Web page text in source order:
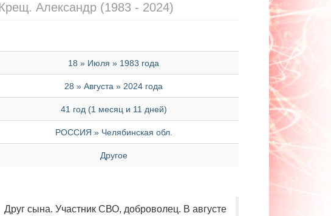
Александр (1983 - 2024)
18 » Июля » 1983 года
28 » Августа » 2024 года
41 год (1 месяц и 11 дней)
РОССИЯ » Челябинская обл.
Другое
Друг сына. Участник СВО, доброволец. В августе